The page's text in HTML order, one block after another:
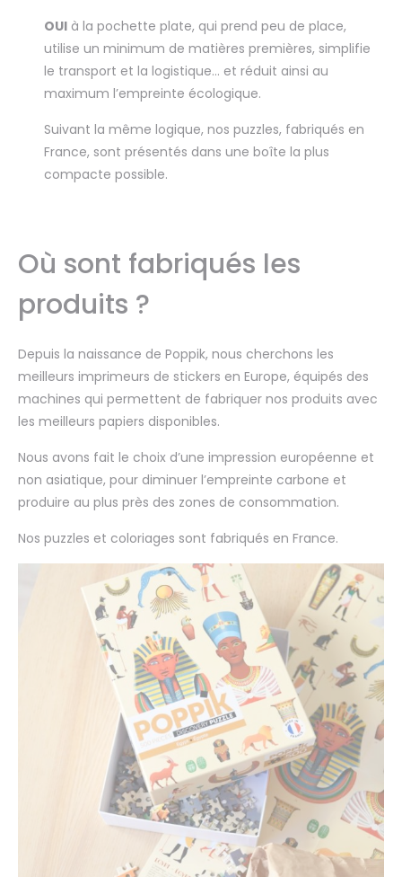
OUIà la pochette plate, qui prend peu de place,
utilise un minimum de matières premières, simplifie
le transport et la logistique… et réduit ainsi au
maximum l’empreinte écologique.
Suivant la même logique, nos puzzles, fabriqués en
France, sont présentés dans une boîte la plus
compacte possible.
Où sont fabriqués les
produits ?
Depuis la naissance de Poppik, nous cherchons les
meilleurs imprimeurs de stickers en Europe, équipés des
machines qui permettent de fabriquer nos produits avec
les meilleurs papiers disponibles.
Nous avons fait le choix d’une impression européenne et
non asiatique, pour diminuer l’empreinte carbone et
produire au plus près des zones de consommation.
Nos puzzles et coloriages sont fabriqués en France.